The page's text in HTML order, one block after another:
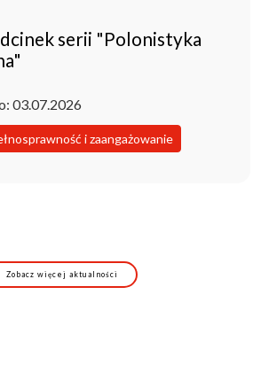
serii "Polonistyka
03.07.2026
i zaangażowanie
Zobacz więcej aktualności